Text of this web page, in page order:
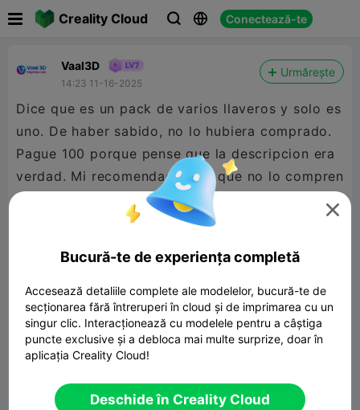
Creality Cloud   Conectează-te
Vaal3D
14:23 11-16-2025
Urmărește
Dice que es un pack de varios llaveros y solo es
uno. De haber sabido, no lo hubiera comprado.
Pague 100 porque pense que la descripcion era
verdad. Mi recomendacion es que no lo compren
porque solo es un llavero y no lo que promete
en la descripcion.
@José Arcadio

Bucură-te de experiența completă
Accesează detaliile complete ale modelelor, bucură-te de
secționarea fără întreruperi în cloud și de imprimarea cu un
singur clic. Interacționează cu modelele pentru a câștiga
puncte exclusive și a debloca mai multe surprize, doar în
aplicația Creality Cloud!
Deschide în Creality Cloud